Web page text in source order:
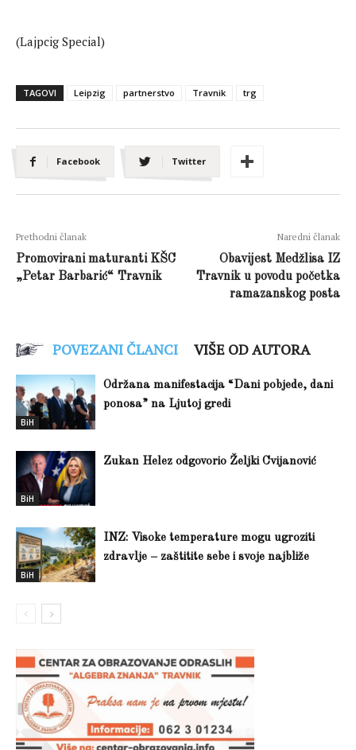
(Lajpcig Special)
TAGOVI Leipzig partnerstvo Travnik trg
Facebook Twitter
Prethodni članak
Promovirani maturanti KŠC
„Petar Barbarić“ Travnik
Naredni članak
Obavijest Medžlisa IZ
Travnik u povodu početka
ramazanskog posta
POVEZANI ČLANCI VIŠE OD AUTORA
BiH
Održana manifestacija “Dani pobjede, dani
ponosa” na Ljutoj gredi
BiH
Zukan Helez odgovorio Željki Cvijanović
BiH
INZ: Visoke temperature mogu ugroziti
zdravlje – zaštitite sebe i svoje najbliže